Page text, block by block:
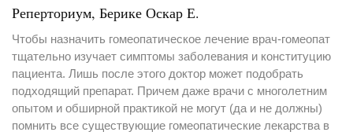
Реперториум, Берике Оскар Е.
Чтобы назначить гомеопатическое лечение врач-гомеопат
тщательно изучает симптомы заболевания и конституцию
пациента. Лишь после этого доктор может подобрать
подходящий препарат. Причем даже врачи с многолетним
опытом и обширной практикой не могут (да и не должны)
помнить все существующие гомеопатические лекарства в